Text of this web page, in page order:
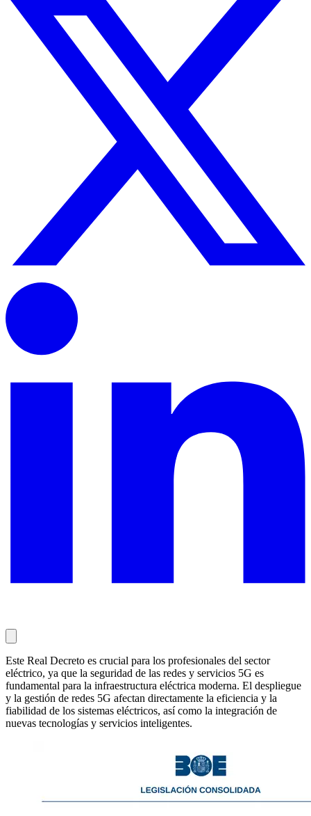
Este Real Decreto es crucial para los profesionales del sector
eléctrico, ya que la seguridad de las redes y servicios 5G es
fundamental para la infraestructura eléctrica moderna. El despliegue
y la gestión de redes 5G afectan directamente la eficiencia y la
fiabilidad de los sistemas eléctricos, así como la integración de
nuevas tecnologías y servicios inteligentes.